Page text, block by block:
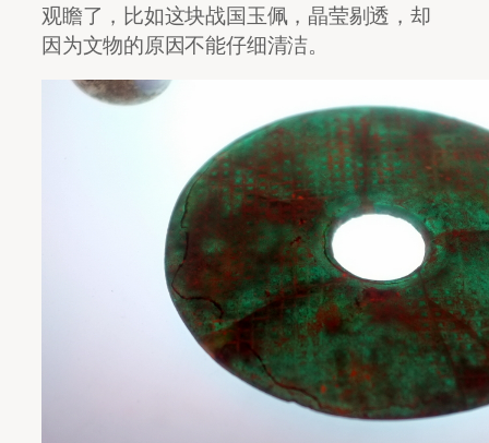
观瞻了，比如这块战国玉佩，晶莹剔透，却
因为文物的原因不能仔细清洁。